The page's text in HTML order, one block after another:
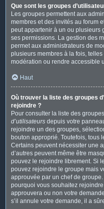
Que sont les groupes
Les groupes permettent aux
membres et des invités au forum
peut appartenir à un ou plusieurs
ses permissions. La gestion des
permet aux administrateurs de
plusieurs membres à la fois,
modération ou rendre accessible
Haut
Où trouver la liste des groupes
rejoindre ?
Pour consulter la liste des
d’utilisateurs depuis votre
rejoindre un des groupes,
bouton approprié. Toutefois, tous
Certains peuvent nécessiter une
d’autres peuvent même être
pouvez le rejoindre librement. Si
pouvez rejoindre le groupe mais
approuvée par un chef de
pourquoi vous souhaitez
approuvera ou non votre
s’il annule votre demande, il a